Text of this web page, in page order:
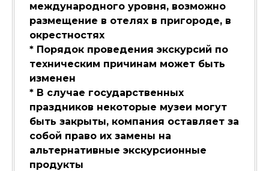
международного уровня, возможно
размещение в отелях в пригороде, в
окрестностях
* Порядок проведения экскурсий по
техническим причинам может быть
изменен
* В случае государственных
праздников некоторые музеи могут
быть закрыты, компания оставляет за
собой право их замены на
альтернативные экскурсионные
продукты